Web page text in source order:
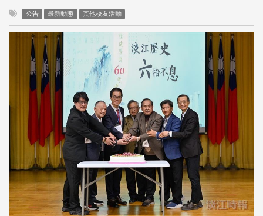
公告 最新動態 其他校友活動